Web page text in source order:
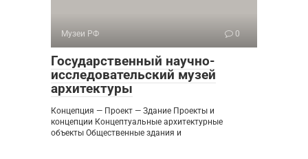
Музеи РФ 0
Государственный научно-
исследовательский музей
архитектуры
Концепция — Проект — Здание Проекты и
концепции Концептуальные архитектурные
объекты Общественные здания и